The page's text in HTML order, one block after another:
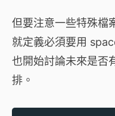
但要注意一些特殊檔
就定義必須要用
也開始討論未來是否
排。